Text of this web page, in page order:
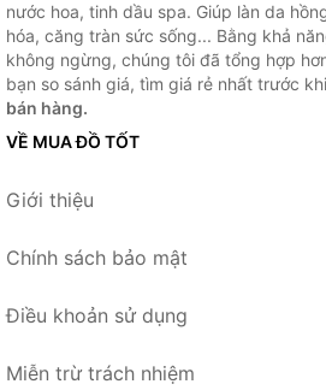
nước hoa, tinh dầu spa. Giúp làn da
hóa, căng tràn sức sống... Bằng khả
không ngừng, chúng tôi đã tổng hợp
bạn so sánh giá, tìm giá rẻ nhất trước
bán hàng.
VỀ MUA ĐỒ TỐT
Giới thiệu
Chính sách bảo mật
Điều khoản sử dụng
Miễn trừ trách nhiệm